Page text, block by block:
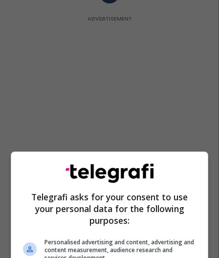
Telegrafi asks for your consent to use
your personal data for the following
purposes:
Personalised advertising and content, advertising and
content measurement, audience research and